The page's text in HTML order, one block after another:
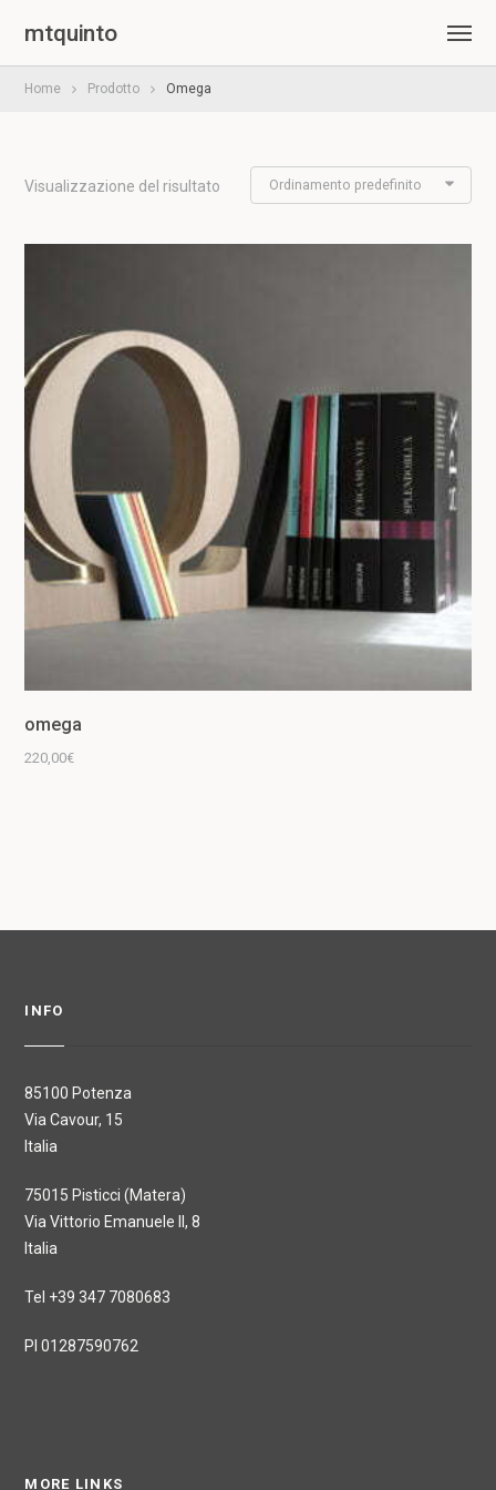
mtquinto
Home Prodotto Omega
Visualizzazione del risultato Ordinamento predefinito
omega
220,00€
INFO
85100 Potenza
Via Cavour, 15
Italia
75015 Pisticci (Matera)
Via Vittorio Emanuele II, 8
Italia
Tel +39 347 7080683
PI 01287590762
MORE LINKS